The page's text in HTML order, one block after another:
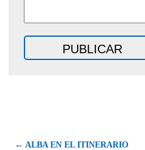
← ALBA EN EL ITINERARIO